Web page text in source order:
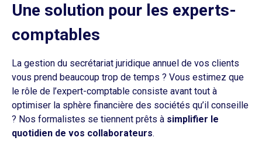
Une solution pour les experts-
comptables
La gestion du secrétariat juridique annuel de vos clients
vous prend beaucoup trop de temps ? Vous estimez que
le rôle de l’expert-comptable consiste avant tout à
optimiser la sphère financière des sociétés qu’il conseille
? Nos formalistes se tiennent prêts à simplifier le
quotidien de vos collaborateurs.